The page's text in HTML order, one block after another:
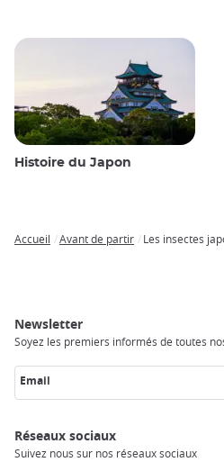
Histoire du Japon
Accueil Avant de partir Les insectes
Newsletter
Soyez les premiers informés de toutes
Email
Réseaux sociaux
Suivez nous sur nos réseaux sociaux